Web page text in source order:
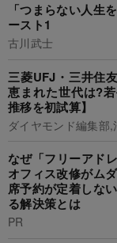
「つまらない人生
ースト1
古川武士
三菱UFJ・三井住
恵まれた世代は?
推移を初試算】
ダイヤモンド編集部,
なぜ「フリーアド
オフィス改修がム
席予約が定着しな
る解決策とは
PR